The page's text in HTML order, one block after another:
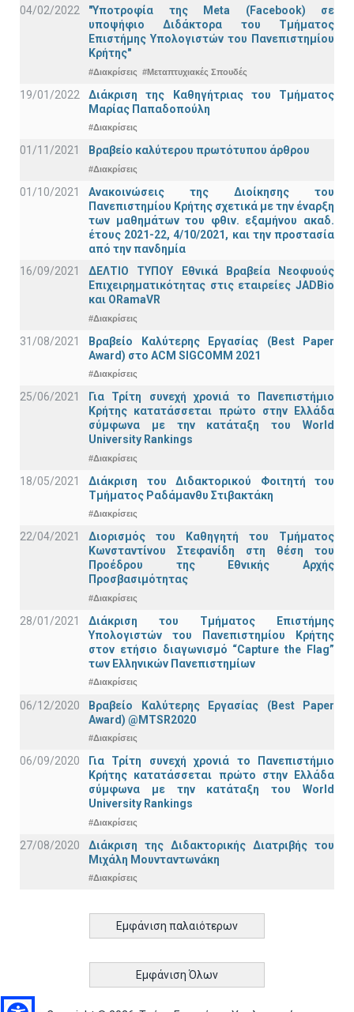
04/02/2022
"Υποτροφία της Meta (Facebook) σε
υποψήφιο Διδάκτορα του Τμήματος
Επιστήμης Υπολογιστών του Πανεπιστημίου
Κρήτης"
#Διακρίσεις #Μεταπτυχιακές Σπουδές
19/01/2022
Διάκριση της Καθηγήτριας του Τμήματος
Μαρίας Παπαδοπούλη
#Διακρίσεις
01/11/2021 Bραβείο καλύτερου πρωτότυπου άρθρου
#Διακρίσεις
01/10/2021
Ανακοινώσεις της Διοίκησης του
Πανεπιστημίου Κρήτης σχετικά με την έναρξη
των μαθημάτων του φθιν. εξαμήνου ακαδ.
έτους 2021-22, 4/10/2021, και την προστασία
από την πανδημία
16/09/2021
ΔΕΛΤΙΟ ΤΥΠΟΥ Εθνικά Βραβεία Νεοφυούς
Επιχειρηματικότητας στις εταιρείες JADBio
και ORamaVR
#Διακρίσεις
31/08/2021
Βραβείο Καλύτερης Εργασίας (Best Paper
Award) στο ACM SIGCOMM 2021
#Διακρίσεις
25/06/2021
Για Τρίτη συνεχή χρονιά το Πανεπιστήμιο
Κρήτης κατατάσσεται πρώτο στην Ελλάδα
σύμφωνα με την κατάταξη του World
University Rankings
#Διακρίσεις
18/05/2021
Διάκριση του Διδακτορικού Φοιτητή του
Τμήματος Ραδάμανθυ Στιβακτάκη
#Διακρίσεις
22/04/2021
Διορισμός του Καθηγητή του Τμήματος
Κωνσταντίνου Στεφανίδη στη θέση του
Προέδρου της Εθνικής Αρχής
Προσβασιμότητας
#Διακρίσεις
28/01/2021
Διάκριση του Τμήματος Επιστήμης
Υπολογιστών του Πανεπιστημίου Κρήτης
στον ετήσιο διαγωνισμό “Capture the Flag”
των Ελληνικών Πανεπιστημίων
#Διακρίσεις
06/12/2020
Βραβείο Καλύτερης Εργασίας (Best Paper
Award) @MTSR2020
#Διακρίσεις
06/09/2020
Για Τρίτη συνεχή χρονιά το Πανεπιστήμιο
Κρήτης κατατάσσεται πρώτο στην Ελλάδα
σύμφωνα με την κατάταξη του World
University Rankings
#Διακρίσεις
27/08/2020
Διάκριση της Διδακτορικής Διατριβής του
Μιχάλη Μουνταντωνάκη
#Διακρίσεις
Εμφάνιση παλαιότερων
Εμφάνιση Όλων